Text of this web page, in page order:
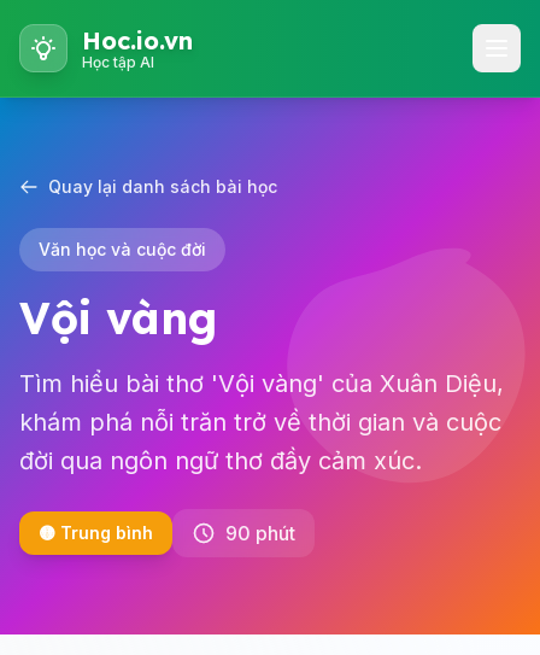
Hoc.io.vn
Học tập AI
Quay lại danh sách bài học
Văn học và cuộc đời
Vội vàng
Tìm hiểu bài thơ 'Vội vàng' của Xuân Diệu,
khám phá nỗi trăn trở về thời gian và cuộc
đời qua ngôn ngữ thơ đầy cảm xúc.
🟡 Trung bình 90 phút